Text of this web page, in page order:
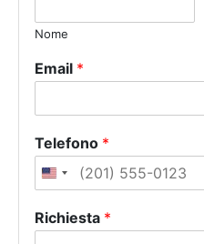
Nome
Email *
Telefono *
U
i
Richiesta *